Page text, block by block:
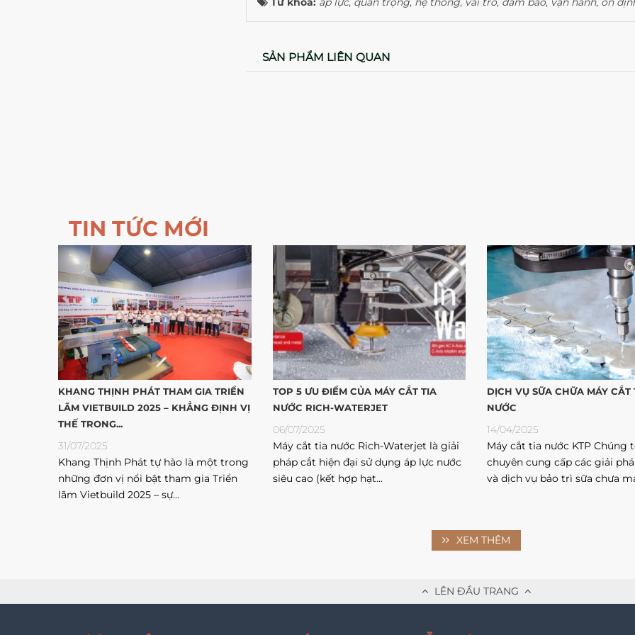
SẢN PHẨM LIÊN QUAN
TIN TỨC MỚI
KHANG THỊNH PHÁT THAM GIA TRIỂN
LÃM VIETBUILD 2025 – KHẲNG ĐỊNH VỊ
THẾ TRONG...
31/07/2025
Khang Thịnh Phát tự hào là một trong
những đơn vị nổi bật tham gia Triển
lãm Vietbuild 2025 – sự...
TOP 5 ƯU ĐIỂM CỦA MÁY CẮT TIA
NƯỚC RICH-WATERJET
06/07/2025
Máy cắt tia nước Rich-Waterjet là giải
pháp cắt hiện đại sử dụng áp lực nước
siêu cao (kết hợp hạt...
DỊCH VỤ SỮA CHỮA MÁY CẮT
NƯỚC
14/04/2025
Máy cắt tia nước KTP Chúng
chuyên cung cấp các giải
và dịch vụ bảo trì sữa chưa
XEM THÊM
LÊN ĐẦU TRANG